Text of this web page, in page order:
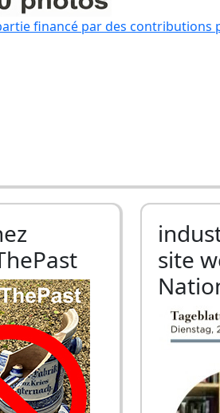
financé par des contributions
site